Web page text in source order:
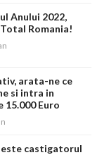
Anului 2022,
Romania!
arata-ne ce
si intra in
Euro
este castigatorul